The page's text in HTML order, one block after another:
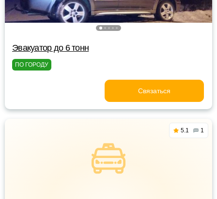
Эвакуатор до 6 тонн
ПО ГОРОДУ
Связаться
5.1 1